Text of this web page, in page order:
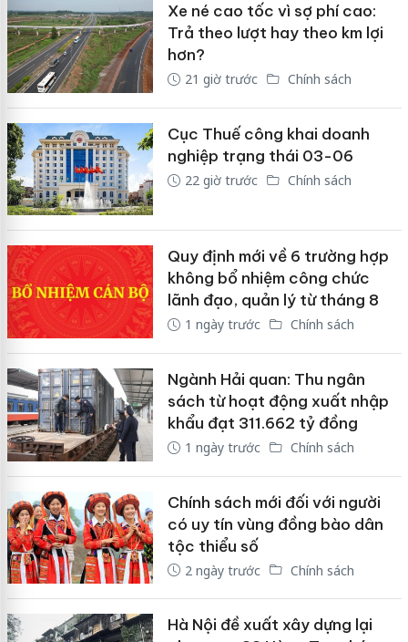
Xe né cao tốc vì sợ phí cao:
Trả theo lượt hay theo km lợi
hơn?
21 giờ trước Chính sách
Cục Thuế công khai doanh
nghiệp trạng thái 03-06
22 giờ trước Chính sách
Quy định mới về 6 trường hợp
không bổ nhiệm công chức
lãnh đạo, quản lý từ tháng 8
1 ngày trước Chính sách
Ngành Hải quan: Thu ngân
sách từ hoạt động xuất nhập
khẩu đạt 311.662 tỷ đồng
1 ngày trước Chính sách
Chính sách mới đối với người
có uy tín vùng đồng bào dân
tộc thiểu số
2 ngày trước Chính sách
Hà Nội đề xuất xây dựng lại